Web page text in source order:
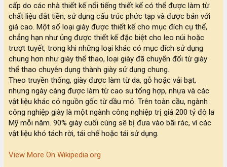
cấp do các nhà thiết kế nổi tiếng thiết kế có thể được làm từ
chất liệu đắt tiền, sử dụng cấu trúc phức tạp và được bán với
giá cao. Một số loại giày được thiết kế cho mục đích cụ thể,
chẳng hạn như ủng được thiết kế đặc biệt cho leo núi hoặc
trượt tuyết, trong khi những loại khác có mục đích sử dụng
chung hơn như giày thể thao, loại giày đã chuyển đổi từ giày
thể thao chuyên dụng thành giày sử dụng chung.
Theo truyền thống, giày được làm từ da, gỗ hoặc vải bạt,
nhưng ngày càng được làm từ cao su tổng hợp, nhựa và các
vật liệu khác có nguồn gốc từ dầu mỏ. Trên toàn cầu, ngành
công nghiệp giày là một ngành công nghiệp trị giá 200 tỷ đô la
Mỹ mỗi năm. 90% giày cuối cùng sẽ bị đưa vào bãi rác, vì các
vật liệu khó tách rời, tái chế hoặc tái sử dụng.
View More On Wikipedia.org